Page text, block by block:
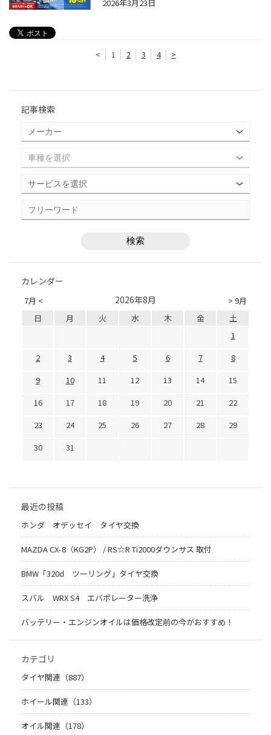
2026年3月23日
< 1 2 3 4 >
記事検索
カレンダー
7月 < > 9月
2026年8月
日 月 火 水 木 金
土
1
2
3 4 5 6 7
8
9
10 11 12 13 14
15
16
17 18 19 20 21
22
23
24 25 26 27 28
29
30
31
最近の投稿
ホンダ オデッセイ タイヤ交換
MAZDA CX-8（KG2P） / RS☆R Ti2000ダウンサス 取付
BMW「320d ツーリング」タイヤ交換
スバル WRX S4 エバポレーター洗浄
バッテリー・エンジンオイルは価格改定前の今がおすすめ！
カテゴリ
タイヤ関連（887）
ホイール関連（133）
オイル関連（178）